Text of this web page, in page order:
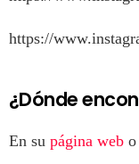
https://
¿Dónde
En su página web